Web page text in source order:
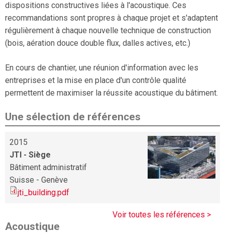
dispositions constructives liées à l'acoustique. Ces
recommandations sont propres à chaque projet et s'adaptent
régulièrement à chaque nouvelle technique de construction
(bois, aération douce double flux, dalles actives, etc.)
En cours de chantier, une réunion d'information avec les
entreprises et la mise en place d'un contrôle qualité
permettent de maximiser la réussite acoustique du bâtiment.
Une sélection de références
2015
JTI - Siège
Bâtiment administratif
Suisse - Genève
jti_building.pdf
Voir toutes les références >
Acoustique